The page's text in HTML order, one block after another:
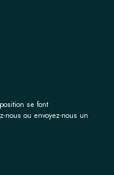
se font
nous ou envoyez-nous un